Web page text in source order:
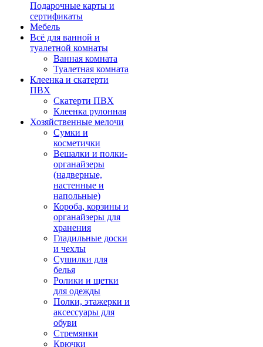
Подарочные карты и
сертификаты
Мебель
Всё для ванной и
туалетной комнаты
Ванная комната
Туалетная комната
Клеенка и скатерти
ПВХ
Скатерти ПВХ
Клеенка рулонная
Хозяйственные мелочи
Сумки и
косметички
Вешалки и полки-
органайзеры
(надверные,
настенные и
напольные)
Короба, корзины и
органайзеры для
хранения
Гладильные доски
и чехлы
Сушилки для
белья
Ролики и щетки
для одежды
Полки, этажерки и
аксессуары для
обуви
Стремянки
Крючки